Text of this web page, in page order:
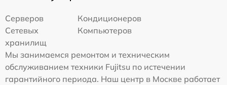
Серверов
Кондиционеров
Сетевых
хранилищ
Компьютеров
Мы занимаемся ремонтом и техническим
обслуживанием техники Fujitsu по истечении
гарантийного периода. Наш центр в Москве работает